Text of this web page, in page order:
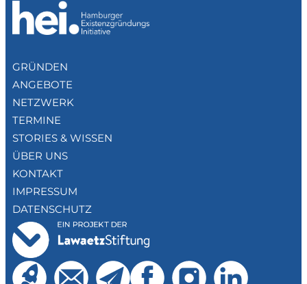
GRÜNDEN
ANGEBOTE
NETZWERK
TERMINE
STORIES & WISSEN
ÜBER UNS
KONTAKT
IMPRESSUM
DATENSCHUTZ